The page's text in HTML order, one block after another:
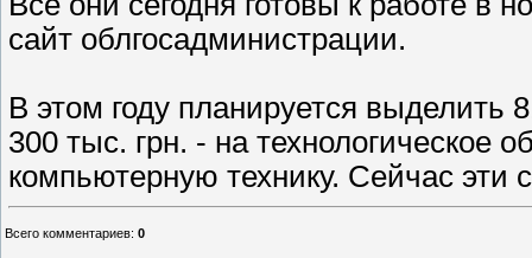
сайт облгосадминистрации.
В этом году планируется выделить
300 тыс. грн. - на технологическое
компьютерную технику. Сейчас эти
Всего комментариев: 0